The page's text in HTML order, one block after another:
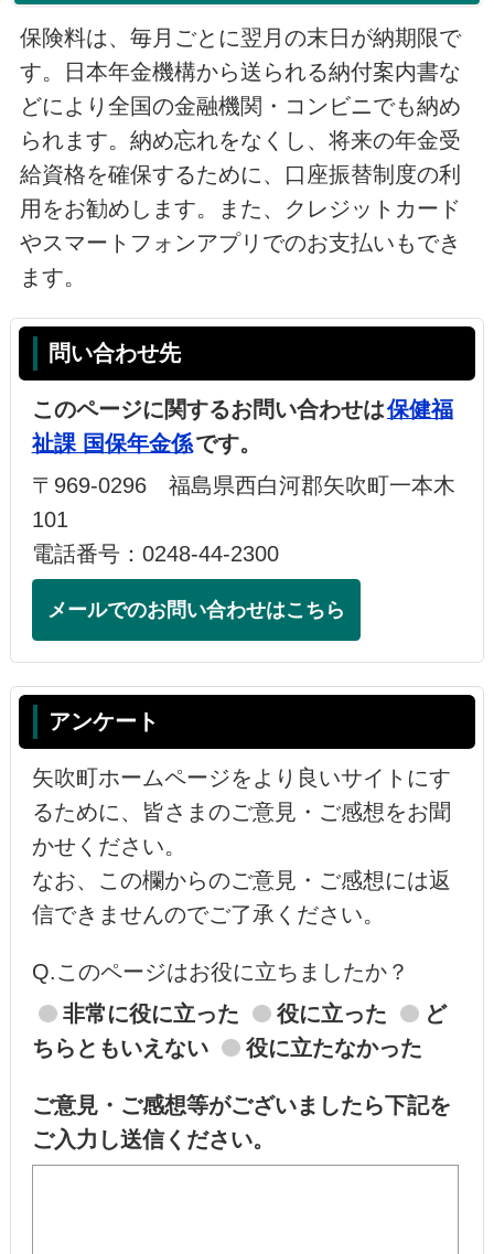
保険料は、毎月ごとに翌月の末日が納期限で
す。日本年金機構から送られる納付案内書な
どにより全国の金融機関・コンビニでも納め
られます。納め忘れをなくし、将来の年金受
給資格を確保するために、口座振替制度の利
用をお勧めします。また、クレジットカード
やスマートフォンアプリでのお支払いもでき
ます。
問い合わせ先
このページに関するお問い合わせは保健福
祉課 国保年金係です。
〒969-0296 福島県西白河郡矢吹町一本木
101
電話番号：0248-44-2300
メールでのお問い合わせはこちら
アンケート
矢吹町ホームページをより良いサイトにす
るために、皆さまのご意見・ご感想をお聞
かせください。
なお、この欄からのご意見・ご感想には返
信できませんのでご了承ください。
Q.このページはお役に立ちましたか？
非常に役に立った
役に立った
ど
ちらともいえない
役に立たなかった
ご意見・ご感想等がございましたら下記を
ご入力し送信ください。